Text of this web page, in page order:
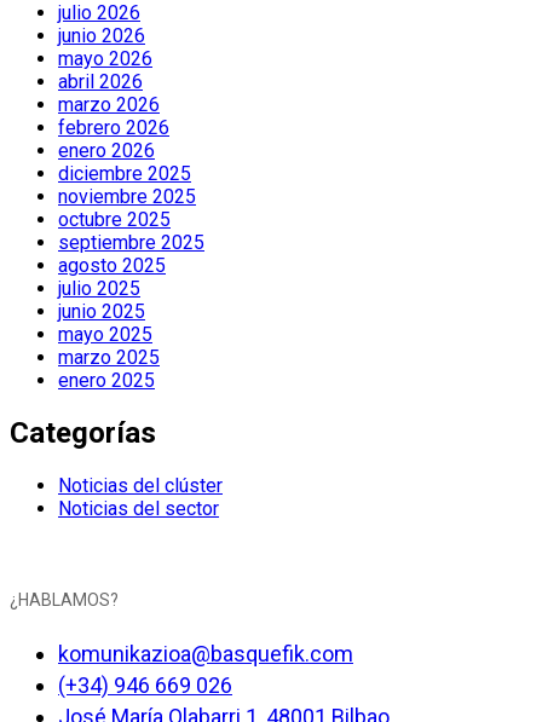
julio 2026
junio 2026
mayo 2026
abril 2026
marzo 2026
febrero 2026
enero 2026
diciembre 2025
noviembre 2025
octubre 2025
septiembre 2025
agosto 2025
julio 2025
junio 2025
mayo 2025
marzo 2025
enero 2025
Categorías
Noticias del clúster
Noticias del sector
¿HABLAMOS?
komunikazioa@basquefik.com
(+34) 946 669 026
José María Olabarri 1, 48001 Bilbao